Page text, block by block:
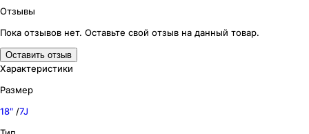
Отзывы
Пока отзывов нет. Оставьте свой отзыв на данный товар.
Оставить отзыв
Характеристики
Размер
18″ /7J